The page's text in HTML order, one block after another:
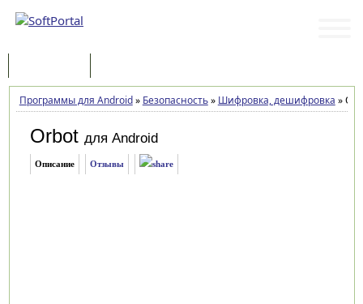
Программы для Android» Безопасность» Шифровка, дешифровка »
Orbot для Android
Описание Отзывы